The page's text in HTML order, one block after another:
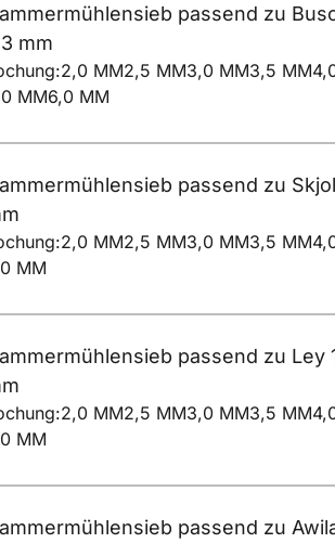
passend zu
mm
2,0 MM2,5 MM3,0 MM3,5 MM
MM6,0 MM
passend zu
2,0 MM2,5 MM3,0 MM3,5 MM
MM
passend zu Ley
2,0 MM2,5 MM3,0 MM3,5 MM
MM
passend zu